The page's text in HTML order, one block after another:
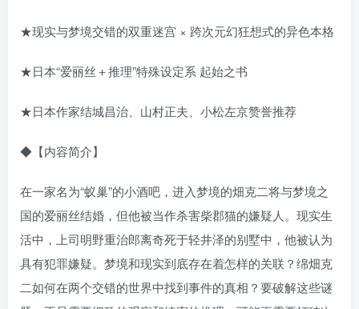
★现实与梦境交错的双重迷宫 × 跨次元幻狂想式的异色本格
★日本“爱丽丝＋推理”特殊设定系 起始之书
★日本作家结城昌治、山村正夫、小松左京赞誉推荐
◆【内容简介】
在一家名为“蚁巢”的小酒吧，进入梦境的畑克二将与梦境之
国的爱丽丝结婚，但他被当作杀害柴郡猫的嫌疑人。现实生
活中，上司明野重治郎离奇死于轻井泽的别墅中，他被认为
具有犯罪嫌疑。梦境和现实到底存在着怎样的关联？绵畑克
二如何在两个交错的世界中找到事件的真相？要破解这些谜